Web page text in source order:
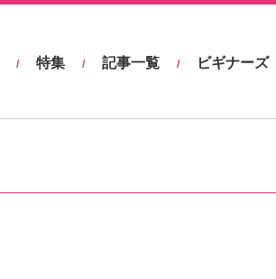
/ 特集 / 記事一覧 / ビギナーズ